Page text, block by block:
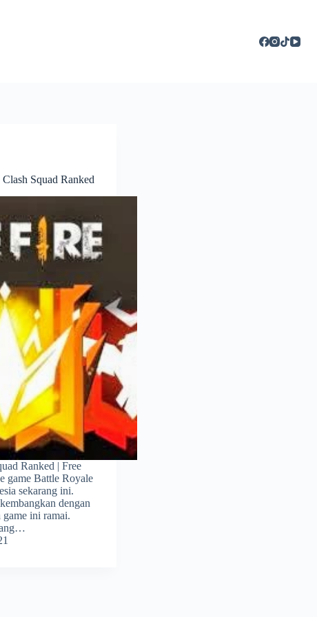
Squad Ranked
Ranked | Free
game Battle Royale
sekarang ini.
dengan
ini ramai.